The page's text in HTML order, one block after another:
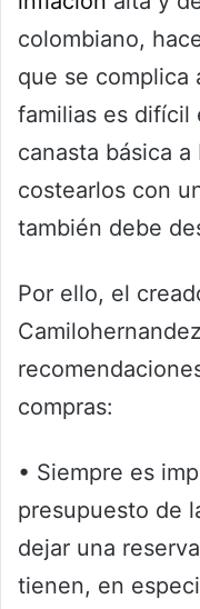
colombiano,
que se complica
familias es difícil
canasta básica
costearlos con
también debe
Por ello, el
compras:
• Siempre es
presupuesto de
dejar una
tienen, en